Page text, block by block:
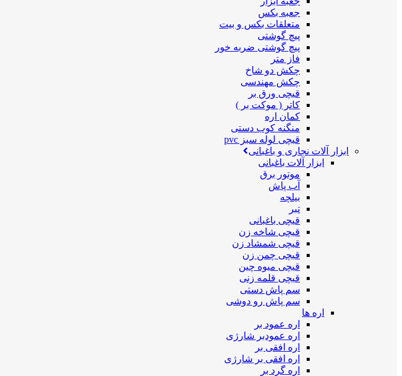
جعبه بکس
متعلقات بکس و بیت
پیچ گوشتی
پیچ گوشتی ضربه خور
فاز متر
چکش دو شاخ
چکش مهندسی
قیچی ورق بر
کاتر ( موکت بر )
کمان اره
منگنه کوب دستی
قیچی لوله سبز pvc
ابزار آلات نجاری و باغبانی
ابزار آلات باغبانی
موتور برق
آب پاش
بیلچه
تبر
قیچی باغبانی
قیچی شاخه زن
قیچی شمشاد زن
قیچی چمن زن
قیچی میوه چین
قیچی قلمه زنی
سم پاش دستی
سم پاش رو دوشی
اره ها
اره عمود بر
اره عمودبر شارژی
اره افقی بر
اره افقی بر شارژی
اره گرد بر